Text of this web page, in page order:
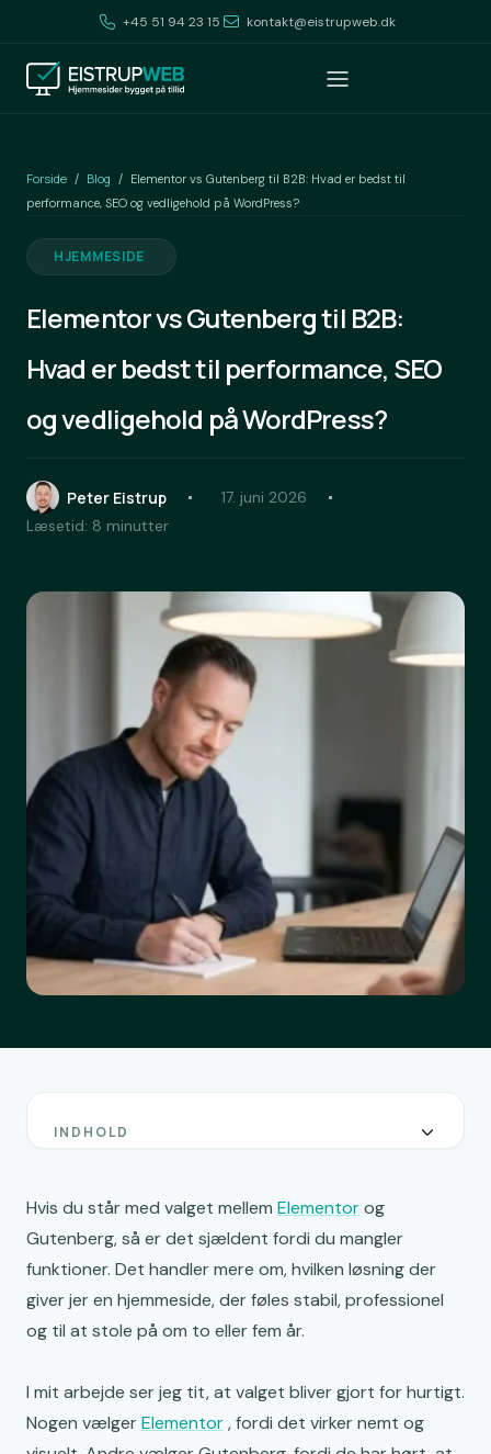
+45 51 94 23 15 kontakt@eistrupweb.dk
Forside / Blog / Elementor vs Gutenberg til B2B: Hvad er bedst til
performance, SEO og vedligehold på WordPress?
HJEMMESIDE
Elementor vs Gutenberg til B2B:
Hvad er bedst til performance, SEO
og vedligehold på WordPress?
Peter Eistrup
17. juni 2026
Læsetid: 8 minutter
INDHOLD
hurtige scores
med builderen
Elementor kan stadig være det rigtige valg til en B2B-
hjemmeside
Hvis du står med valget mellem Elementorog
Gutenberg, så er det sjældent fordi du mangler
funktioner. Det handler mere om, hvilken løsning der
giver jer en hjemmeside, der føles stabil, professionel
og til at stole på om to eller fem år.
I mit arbejde ser jeg tit, at valget bliver gjort for hurtigt.
Nogen vælgerElementor, fordi det virker nemt og